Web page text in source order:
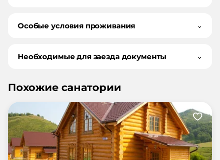
Особые условия проживания ⌄
Необходимые для заезда документы ⌄
Похожие санатории